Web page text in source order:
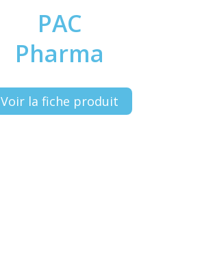
PAC
Pharma
Voir la fiche produit